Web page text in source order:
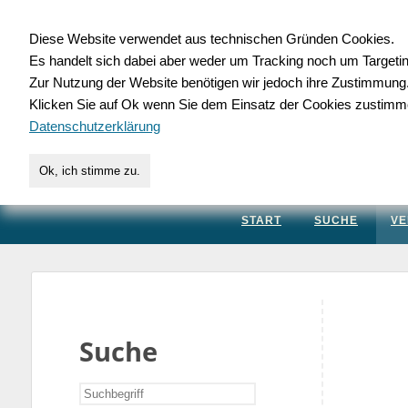
für Handwerk,
START SUCHE
Suche
Diese Website verwendet aus technischen Gründen Cookies.
Es handelt sich dabei aber weder um Tracking noch um
Zur Nutzung der Website benötigen wir jedoch ihre Zustimmung.
Klicken Sie auf Ok wenn Sie dem Einsatz der Cookies
Datenschutzerklärung
Ok, ich stimme zu.